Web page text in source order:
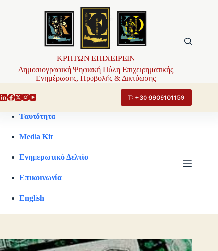
ΚΡΗΤΩΝ ΕΠΙΧΕΙΡΕΙΝ
Δημοσιογραφική Ψηφιακή Πύλη Επιχειρηματικής
Ενημέρωσης, Προβολής & Δικτύωσης
Τ: +30 6909101159
Ταυτότητα
Media Kit
Ενημερωτικό Δελτίο
Επικοινωνία
English